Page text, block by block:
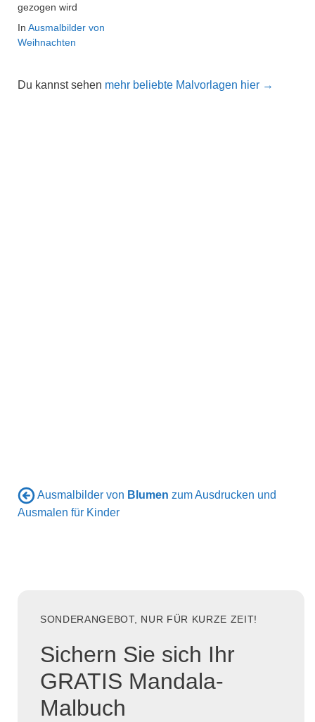
gezogen wird
In Ausmalbilder von
Weihnachten
Du kannst sehen mehr beliebte Malvorlagen hier →
Ausmalbilder von Blumen zum Ausdrucken und
Ausmalen für Kinder
SONDERANGEBOT, NUR FÜR KURZE ZEIT!
Sichern Sie sich Ihr
GRATIS Mandala-
Malbuch